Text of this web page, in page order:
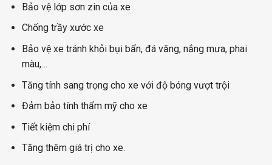
Bảo vệ lớp sơn zin của xe
Chống trầy xước xe
Bảo vệ xe tránh khỏi bụi bẩn, đá văng, nắng mưa, phai
màu,…
Tăng tính sang trọng cho xe với độ bóng vượt trội
Đảm bảo tính thẩm mỹ cho xe
Tiết kiệm chi phí
Tăng thêm giá trị cho xe.